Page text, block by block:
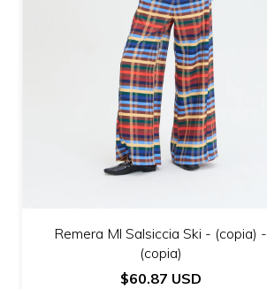
Remera Ml Salsiccia Ski - (copia) -
(copia)
$60.87 USD